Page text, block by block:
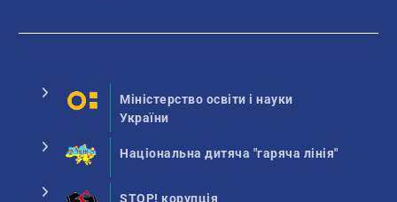
Міністерство освіти і науки
України
Національна дитяча "гаряча лінія"
STOP! корупція